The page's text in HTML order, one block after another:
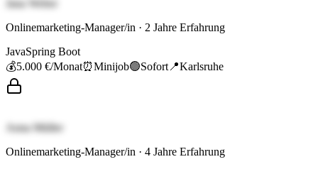
Jana Weber
Onlinemarketing-Manager/in · 2 Jahre Erfahrung
JavaSpring Boot
💰5.000 €/Monat⏰Minijob🟢Sofort 📍Karlsruhe
Anna Müller
Onlinemarketing-Manager/in · 4 Jahre Erfahrung